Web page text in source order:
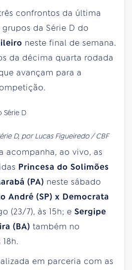
confrontos da última
da Série D do
neste final de semana.
da décima quarta rodada
avançam para a
D, por Lucas Figueiredo / CBF
acompanha, ao vivo, as
Princesa do Solimões
(PA) neste sábado
André (SP) x Democrata
(23/7), às 15h; e Sergipe
(BA) também no
em parceria com as